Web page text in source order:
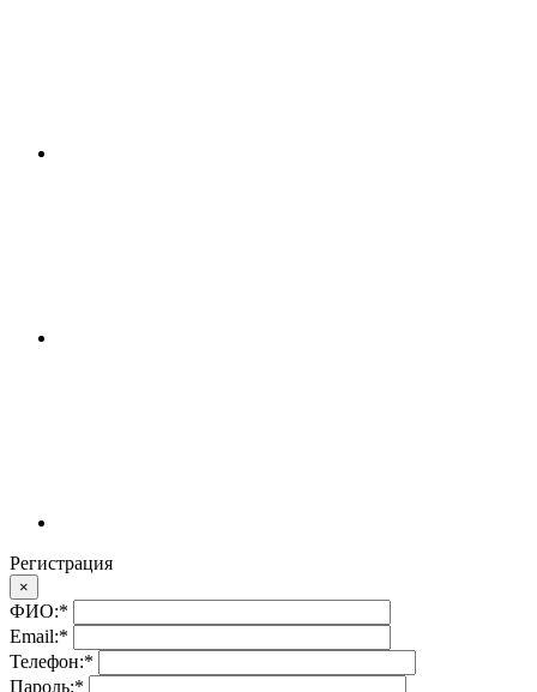
Регистрация
×
ФИО:*
Email:*
Телефон:*
Пароль:*